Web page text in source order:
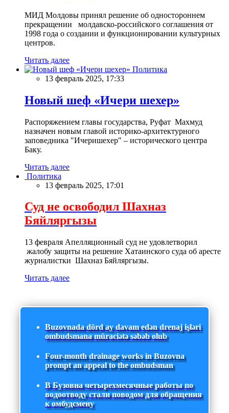
МИД Молдовы принял решение об одностороннем
прекращении молдавско-российского соглашения от
1998 года о создании и функционировании культурных
центров.
Читать далее
Политика
13 февраль 2025, 17:33
Новый шеф «Ичери шехер»
Распоряжением главы государства, Руфат Махмуд
назначен новым главой историко-архитектурного
заповедника "Ичеришехер" – исторического центра
Баку.
Читать далее
Политика
13 февраль 2025, 17:01
Суд не освободил Шахназ
Бяйляргызы
13 февраля Апелляционный суд не удовлетворил
жалобу защиты на решение Хатаинского суда об аресте
журналистки Шахназ Бяйляргызы.
Читать далее
Buzovnada dörd ay davam edən drenaj işləri
ombudsmana müraciətə səbəb olub
Four-month drainage works in Buzovna
prompt an appeal to the ombudsman
В Бузовна четырехмесячные работы по
водоотводу стали поводом для обращения
к омбудсмену